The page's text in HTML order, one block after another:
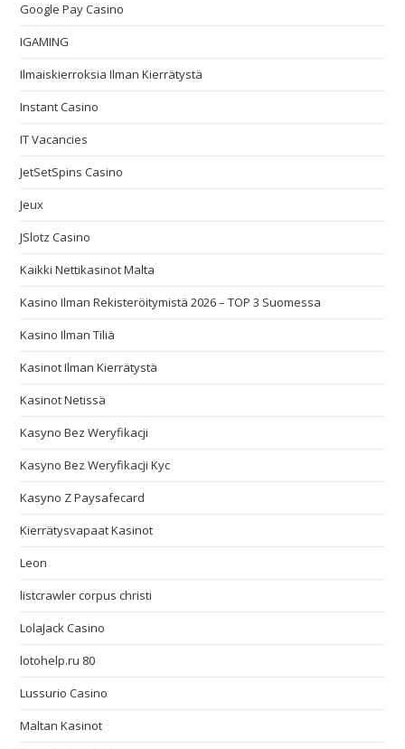
Google Pay Casino
IGAMING
Ilmaiskierroksia Ilman Kierrätystä
Instant Casino
IT Vacancies
JetSetSpins Casino
Jeux
JSlotz Casino
Kaikki Nettikasinot Malta
Kasino Ilman Rekisteröitymistä 2026 – TOP 3 Suomessa
Kasino Ilman Tiliä
Kasinot Ilman Kierrätystä
Kasinot Netissä
Kasyno Bez Weryfikacji
Kasyno Bez Weryfikacji Kyc
Kasyno Z Paysafecard
Kierrätysvapaat Kasinot
Leon
listcrawler corpus christi
LolaJack Casino
lotohelp.ru 80
Lussurio Casino
Maltan Kasinot